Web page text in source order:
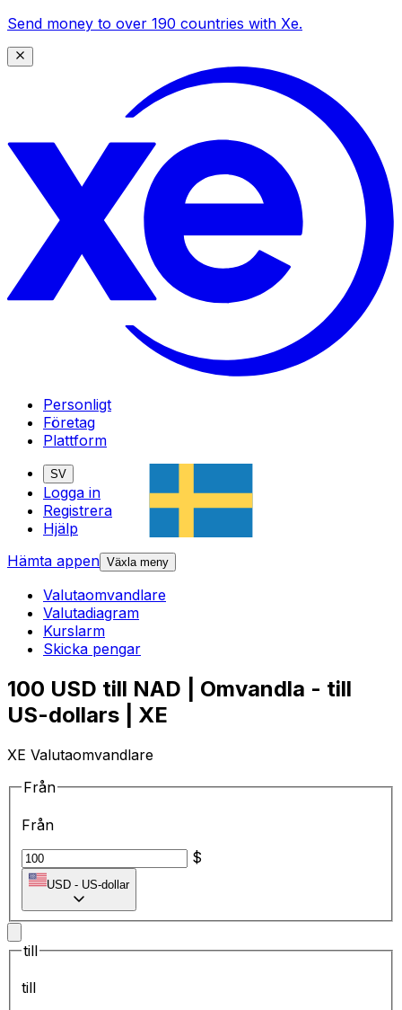
Send money to over 190 countries with Xe.
Personligt
Företag
Plattform
SV
Logga in
Registrera
Hjälp
Hämta appen Växla meny
Valutaomvandlare
Valutadiagram
Kurslarm
Skicka pengar
100 USD till NAD | Omvandla - till
US-dollars | XE
XE Valutaomvandlare
Från
Från
$
USD - US-dollar
till
till